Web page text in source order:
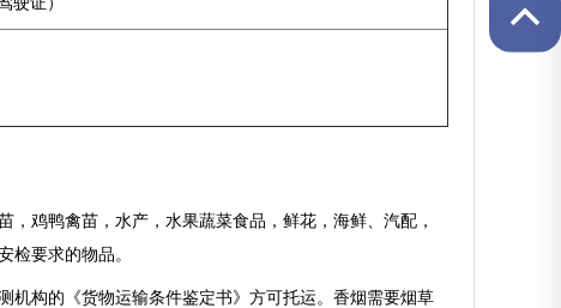
鸡鸭禽苗，水产，水果蔬菜食品，鲜花，海鲜、汽配，
检要求的物品。
构的《货物运输条件鉴定书》方可托运。香烟需要烟草